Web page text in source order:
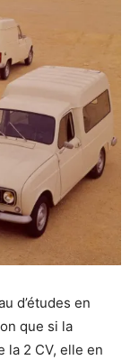
d’études en
que si la
la 2 CV, elle en